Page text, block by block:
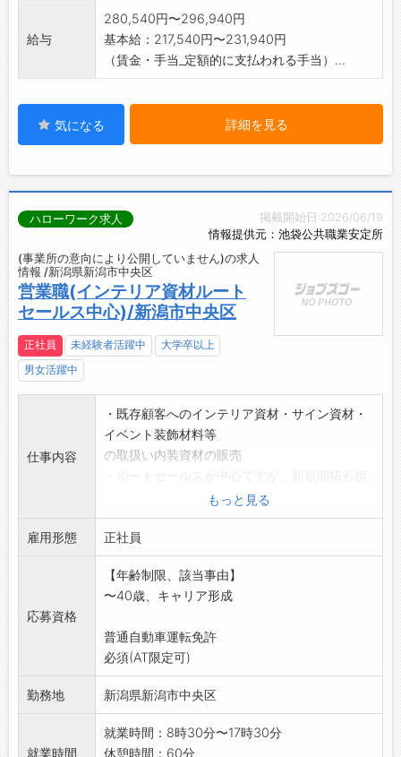
る業務】
給与
280,540円〜296,940円
基本給：217,540円〜231,940円
（賃金・手当_定額的に支払われる手当）...
気になる 詳細を見る
掲載開始日:2026/06/19
情報提供元：池袋公共職業安定所
ハローワーク求人
(事業所の意向により公開していません)の求人
情報 /新潟県新潟市中央区
営業職(インテリア資材ルート
セールス中心)/新潟市中央区
正社員 未経験者活躍中
大学卒以上
男女活躍中
仕事内容
・既存顧客へのインテリア資材・サイン資材・
イベント装飾材料等
の取扱い内装資材の販売
・主な取引先は内装業者、ディスプレイ業者、
看板業者等
・仕事イメージは下記採用HPをご覧ください。
<会社HP>
http://www.nip-recruit.com
もっと見る
雇用形態 正社員
応募資格
【年齢制限、該当事由】
〜40歳、キャリア形成
普通自動車運転免許
必須(AT限定可)
勤務地 新潟県新潟市中央区
就業時間
就業時間：8時30分〜17時30分
休憩時間：60分